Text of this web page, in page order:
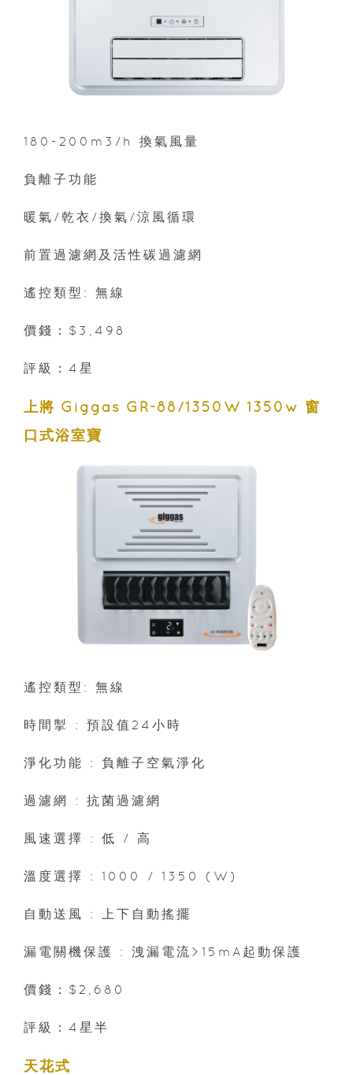
180-200m3/h 換氣風量
負離子功能
暖氣/乾衣/換氣/涼風循環
前置過濾網及活性碳過濾網
遙控類型: 無線
價錢：$3,498
評級：4星
上將 Giggas GR-88/1350W 1350w 窗
口式浴室寶
遙控類型: 無線
時間掣 : 預設值24小時
淨化功能 : 負離子空氣淨化
過濾網 : 抗菌過濾網
風速選擇 : 低 / 高
溫度選擇 : 1000 / 1350 (W)
自動送風 : 上下自動搖擺
漏電關機保護 : 洩漏電流>15mA起動保護
價錢：$2,680
評級：4星半
天花式